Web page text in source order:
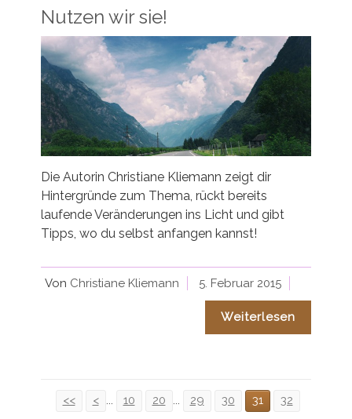
Nutzen wir sie!
Die Autorin Christiane Kliemann zeigt dir
Hintergründe zum Thema, rückt bereits
laufende Veränderungen ins Licht und gibt
Tipps, wo du selbst anfangen kannst!
Von Christiane Kliemann 5. Februar 2015
Weiterlesen
<< < ... 10 20 ... 29 30 31 32